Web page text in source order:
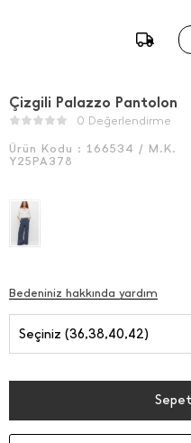
Çizgili Palazzo Pantolon
0 Değerlendirme
Ürün Kodu : 166534 / M.K.
Y25PA378
Bedeniniz hakkında yardım
Seçiniz (36,38,40,42)